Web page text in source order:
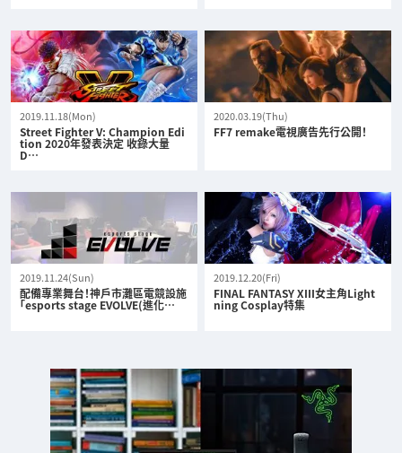
2019.11.18(Mon)
Street Fighter V: Champion Edi
tion 2020年發表決定 收錄大量
D…
2020.03.19(Thu)
FF7 remake電視廣告先行公開！
2019.11.24(Sun)
配備專業舞台！神戶市灘區電競設施
「esports stage EVOLVE(進化…
2019.12.20(Fri)
FINAL FANTASY XIII女主角Light
ning Cosplay特集